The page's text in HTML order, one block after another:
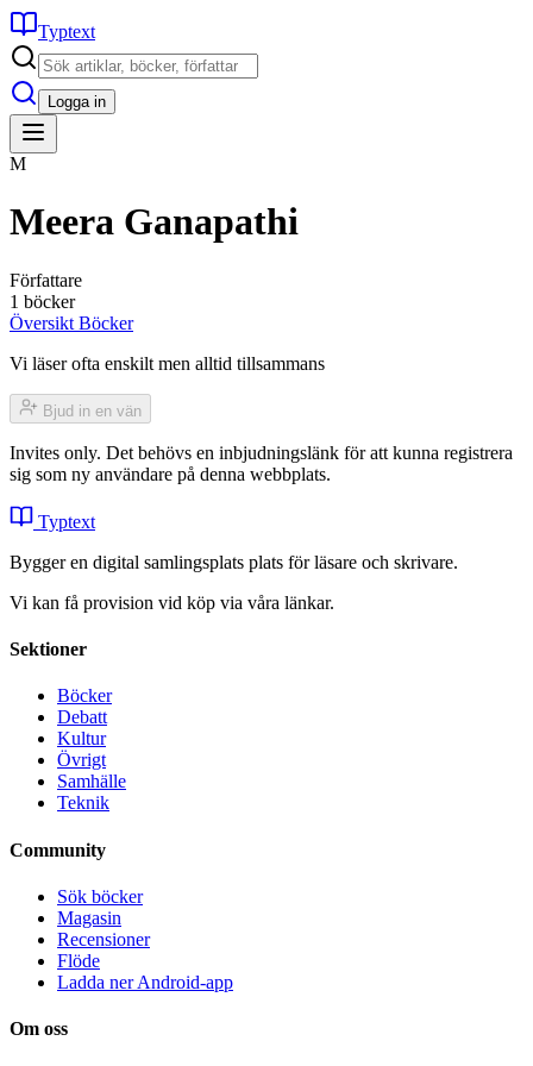
Typtext
Logga in
M
Meera Ganapathi
Författare
1 böcker
Översikt Böcker
Vi läser ofta enskilt men alltid tillsammans
Bjud in en vän
Invites only. Det behövs en inbjudningslänk för att kunna registrera
sig som ny användare på denna webbplats.
Typtext
Bygger en digital samlingsplats plats för läsare och skrivare.
Vi kan få provision vid köp via våra länkar.
Sektioner
Böcker
Debatt
Kultur
Övrigt
Samhälle
Teknik
Community
Sök böcker
Magasin
Recensioner
Flöde
Ladda ner Android-app
Om oss